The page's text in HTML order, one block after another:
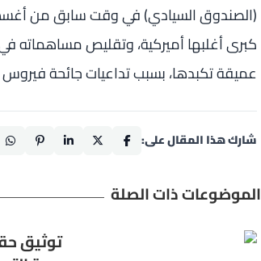
(الصندوق السيادي) في وقت سابق من
كبرى أغلبها أميركية، وتقليص مساهماته
عميقة تكبدها، بسبب تداعيات جائحة فيروس
شارك هذا المقال على:
الموضوعات ذات الصلة
توثيق